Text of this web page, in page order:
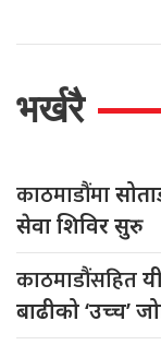
भर्खरै
काठमाडौंमा
सेवा शिविर सुरु
काठमाडौंसहित
बाढीको ‘उच्च’